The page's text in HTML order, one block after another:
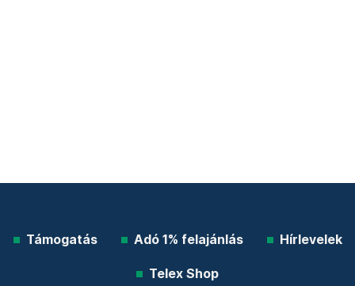
Támogatás Adó 1% felajánlás Hírlevelek
Telex Shop